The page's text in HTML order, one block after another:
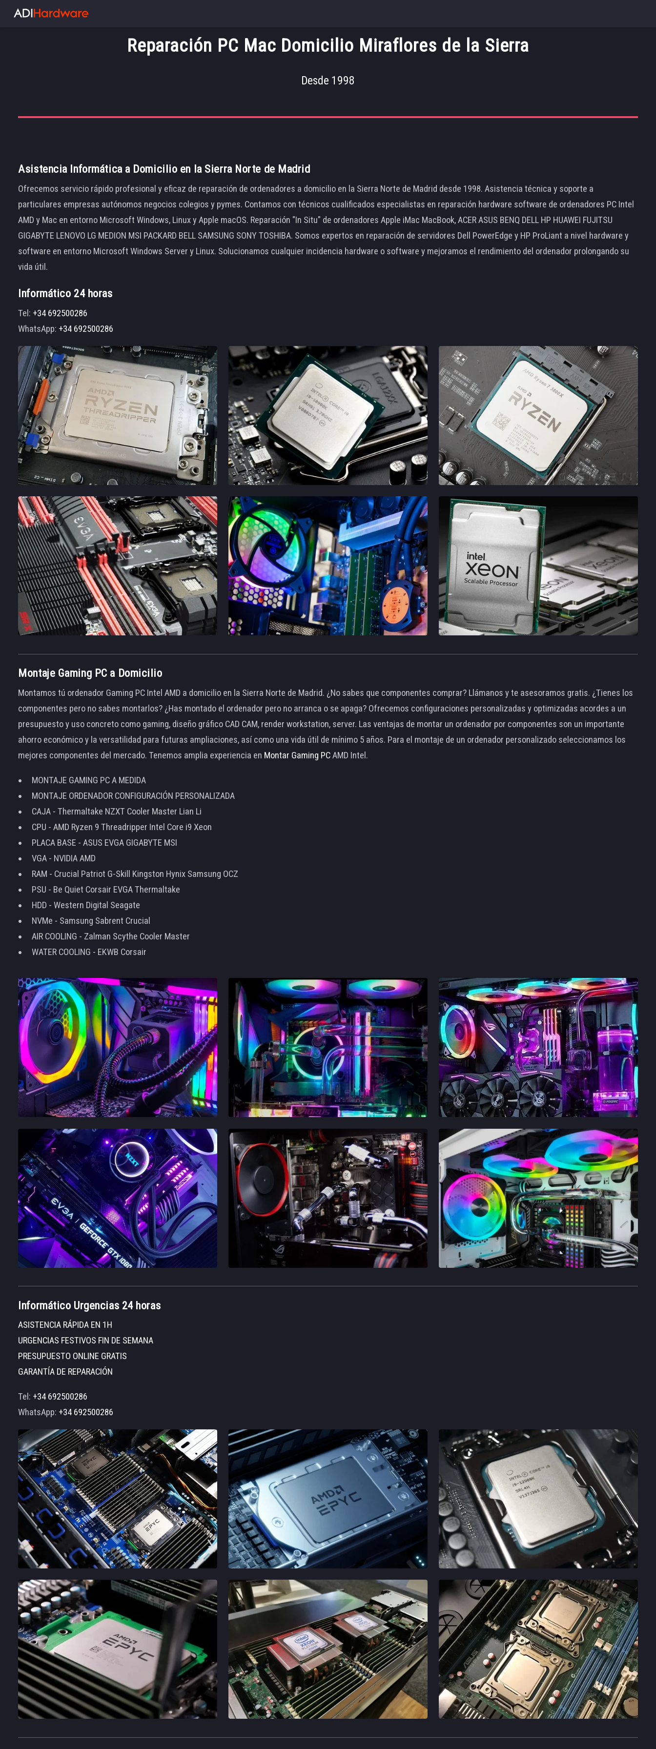
Reparación PC Mac Domicilio Miraflores de la Sierra
Desde 1998
Asistencia Informática a Domicilio en la Sierra Norte de Madrid
Ofrecemos servicio rápido profesional y eficaz de reparación de ordenadores a domicilio en la Sierra Norte de Madrid desde 1998. Asistencia técnica y soporte a
particulares empresas autónomos negocios colegios y pymes. Contamos con técnicos cualificados especialistas en reparación hardware software de ordenadores PC Intel
AMD y Mac en entorno Microsoft Windows, Linux y Apple macOS. Reparación "In Situ" de ordenadores Apple iMac MacBook, ACER ASUS BENQ DELL HP HUAWEI FUJITSU
GIGABYTE LENOVO LG MEDION MSI PACKARD BELL SAMSUNG SONY TOSHIBA. Somos expertos en reparación de servidores Dell PowerEdge y HP ProLiant a nivel hardware y
software en entorno Microsoft Windows Server y Linux. Solucionamos cualquier incidencia hardware o software y mejoramos el rendimiento del ordenador prolongando su
vida útil.
Informático 24 horas
Tel: +34 692500286
WhatsApp: +34 692500286
Montaje Gaming PC a Domicilio
Montamos tú ordenador Gaming PC Intel AMD a domicilio en la Sierra Norte de Madrid. ¿No sabes que componentes comprar? Llámanos y te asesoramos gratis. ¿Tienes los
componentes pero no sabes montarlos? ¿Has montado el ordenador pero no arranca o se apaga? Ofrecemos configuraciones personalizadas y optimizadas acordes a un
presupuesto y uso concreto como gaming, diseño gráfico CAD CAM, render workstation, server. Las ventajas de montar un ordenador por componentes son un importante
ahorro económico y la versatilidad para futuras ampliaciones, así como una vida útil de mínimo 5 años. Para el montaje de un ordenador personalizado seleccionamos los
mejores componentes del mercado. Tenemos amplia experiencia en Montar Gaming PCAMD Intel.
MONTAJE GAMING PC A MEDIDA
MONTAJE ORDENADOR CONFIGURACIÓN PERSONALIZADA
CAJA - Thermaltake NZXT Cooler Master Lian Li
CPU - AMD Ryzen 9 Threadripper Intel Core i9 Xeon
PLACA BASE - ASUS EVGA GIGABYTE MSI
VGA - NVIDIA AMD
RAM - Crucial Patriot G-Skill Kingston Hynix Samsung OCZ
PSU - Be Quiet Corsair EVGA Thermaltake
HDD - Western Digital Seagate
NVMe - Samsung Sabrent Crucial
AIR COOLING - Zalman Scythe Cooler Master
WATER COOLING - EKWB Corsair
Informático Urgencias 24 horas
ASISTENCIA RÁPIDA EN 1H
URGENCIAS FESTIVOS FIN DE SEMANA
PRESUPUESTO ONLINE GRATIS
GARANTÍA DE REPARACIÓN
Tel: +34 692500286
WhatsApp: +34 692500286